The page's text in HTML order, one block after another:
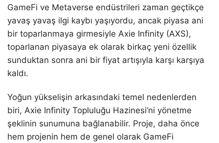
GameFi ve Metaverse endüstrileri zaman geçtikçe
yavaş yavaş ilgi kaybı yaşıyordu, ancak piyasa ani
bir toparlanmaya girmesiyle Axie Infinity (AXS),
toparlanan piyasaya ek olarak birkaç yeni özellik
sunduktan sonra ani bir fiyat artışıyla karşı karşıya
kaldı.
Yoğun yükselişin arkasındaki temel nedenlerden
biri, Axie Infinity Topluluğu Hazinesi’ni yönetme
şeklinin sunumuna bağlanabilir. Proje, daha önce
hem projenin hem de genel olarak GameFi